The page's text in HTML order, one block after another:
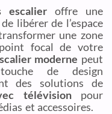
escalieroffre une
libérer de l’espace
une zone
focal de votre
moderne peut
de design
des solutions de
télévisionpour
et accessoires.